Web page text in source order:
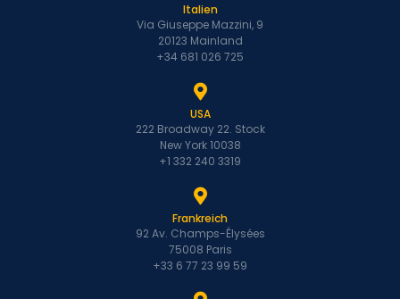
Italien
Via Giuseppe Mazzini, 9
20123 Mainland
+34 681 026 725
USA
222 Broadway 22. Stock
New York 10038
+1 332 240 3319
Frankreich
92 Av. Champs-Élysées
75008 Paris
+33 6 77 23 99 59